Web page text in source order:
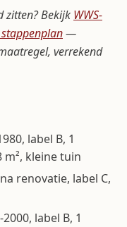
zitten? Bekijk WWS-
—
verrekend
label B, 1
kleine tuin
renovatie, label C,
label B, 1